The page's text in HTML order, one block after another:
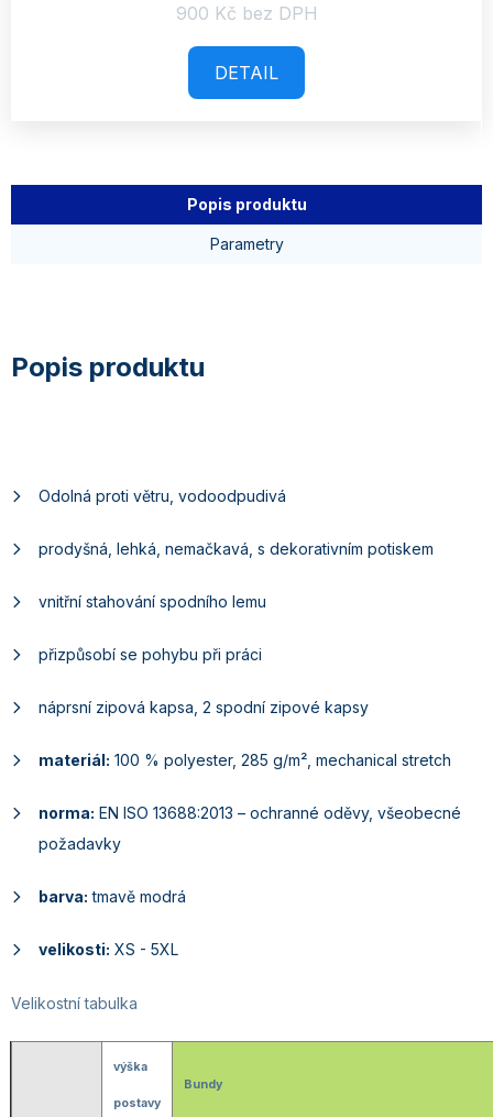
900 Kč bez DPH
DETAIL
Popis produktu
Parametry
Odolná proti větru, vodoodpudivá
prodyšná, lehká, nemačkavá, s dekorativním potiskem
vnitřní stahování spodního lemu
přizpůsobí se pohybu při práci
náprsní zipová kapsa, 2 spodní zipové kapsy
materiál: 100 % polyester, 285 g/m², mechanical stretch
norma: EN ISO 13688:2013 – ochranné oděvy, všeobecné
požadavky
barva: tmavě modrá
velikosti: XS - 5XL
Velikostní tabulka
výška
postavy
Bundy